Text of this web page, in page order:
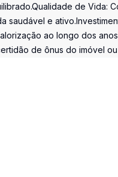
de Vida:
saudável e
ao longo dos
de ônus do imóvel